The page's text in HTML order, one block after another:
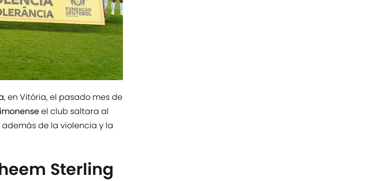
, en Vitória, el pasado mes de
el club saltara al
de la violencia y la
Sterling